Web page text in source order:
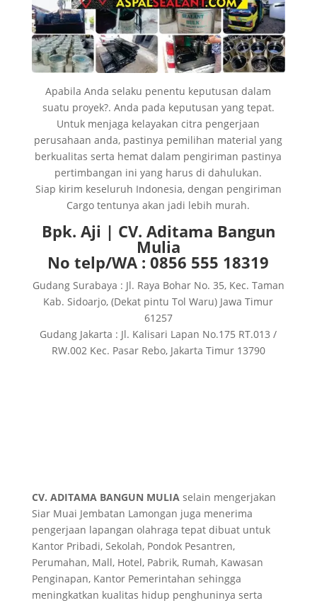
Apabila Anda selaku penentu keputusan dalam
suatu proyek?. Anda pada keputusan yang tepat.
Untuk menjaga kelayakan citra pengerjaan
perusahaan anda, pastinya pemilihan material yang
berkualitas serta hemat dalam pengiriman pastinya
pertimbangan ini yang harus di dahulukan.
Siap kirim keseluruh Indonesia, dengan pengiriman
Cargo tentunya akan jadi lebih murah.
Bpk. Aji | CV. Aditama Bangun
Mulia
No telp/WA : 0856 555 18319
Gudang Surabaya : Jl. Raya Bohar No. 35, Kec. Taman
Kab. Sidoarjo, (Dekat pintu Tol Waru) Jawa Timur
61257
Gudang Jakarta : Jl. Kalisari Lapan No.175 RT.013 /
RW.002 Kec. Pasar Rebo, Jakarta Timur 13790
CV. ADITAMA BANGUN MULIAselain mengerjakan
Siar Muai Jembatan Lamongan juga menerima
pengerjaan lapangan olahraga tepat dibuat untuk
Kantor Pribadi, Sekolah, Pondok Pesantren,
Perumahan, Mall, Hotel, Pabrik, Rumah, Kawasan
Penginapan, Kantor Pemerintahan sehingga
meningkatkan kualitas hidup penghuninya serta